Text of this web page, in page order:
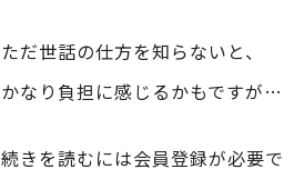
ただ世話の仕方を知らないと、
かなり負担に感じるかもですが…
続きを読むには会員登録が必要で